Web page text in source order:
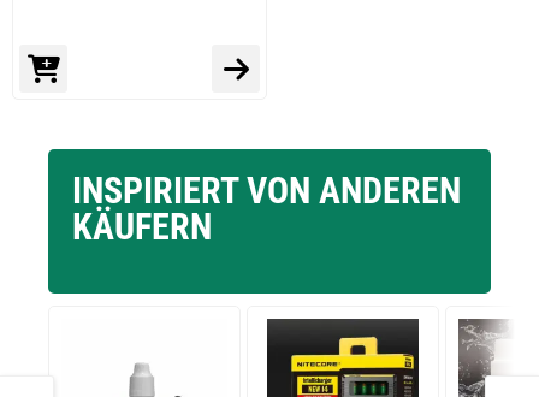
INSPIRIERT VON ANDEREN
KÄUFERN